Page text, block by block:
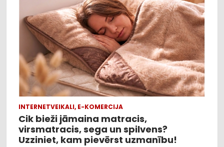
INTERNETVEIKALI, E-KOMERCIJA
Cik bieži jāmaina matracis,
virsmatracis, sega un spilvens?
Uzziniet, kam pievērst uzmanību!